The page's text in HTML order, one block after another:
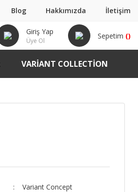
Blog Hakkımızda İletişim
Giriş Yap
Üye Ol
Sepetim ()
VARIANT COLLECTION
Variant Concept